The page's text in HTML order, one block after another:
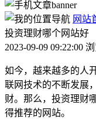
网站
投资理财哪个网站好
2023-09-09 09:22:00
如今，越来越多的人
联网技术的不断发展
财。那么，投资理财
得推荐的网站。